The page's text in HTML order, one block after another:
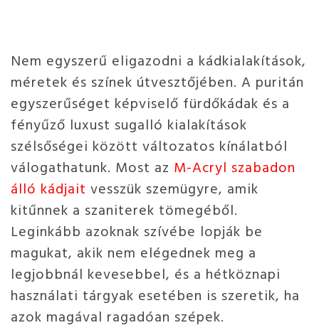
Nem egyszerű eligazodni a kádkialakítások,
méretek és színek útvesztőjében. A puritán
egyszerűséget képviselő fürdőkádak és a
fényűző luxust sugalló kialakítások
szélsőségei között változatos kínálatból
válogathatunk. Most az M-Acryl szabadon
álló kádjait vesszük szemügyre, amik
kitűnnek a szaniterek tömegéből.
Leginkább azoknak szívébe lopják be
magukat, akik nem elégednek meg a
legjobbnál kevesebbel, és a hétköznapi
használati tárgyak esetében is szeretik, ha
azok magával ragadóan szépek.